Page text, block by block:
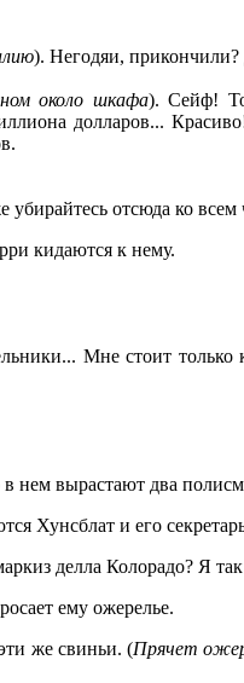
). Негодяи, прикончили?
около шкафа). Сейф!
долларов...
отсюда ко всем
кидаются к нему.
Мне стоит только
нем вырастают два
Хунсблат и его
делла Колорадо? Я
ему ожерелье.
же свиньи. (Прячет